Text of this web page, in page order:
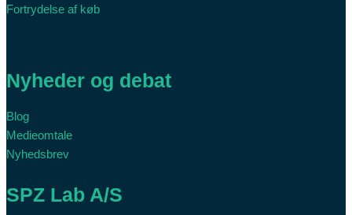
Fortrydelse af køb
Nyheder og debat
Blog
Medieomtale
Nyhedsbrev
SPZ Lab A/S